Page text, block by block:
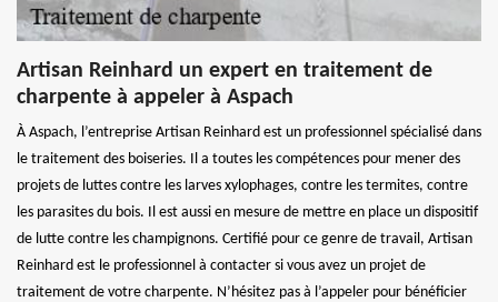
Artisan Reinhard un expert en traitement de
charpente à appeler à Aspach
À Aspach, l’entreprise Artisan Reinhard est un professionnel spécialisé dans
le traitement des boiseries. Il a toutes les compétences pour mener des
projets de luttes contre les larves xylophages, contre les termites, contre
les parasites du bois. Il est aussi en mesure de mettre en place un dispositif
de lutte contre les champignons. Certifié pour ce genre de travail, Artisan
Reinhard est le professionnel à contacter si vous avez un projet de
traitement de votre charpente. N’hésitez pas à l’appeler pour bénéficier